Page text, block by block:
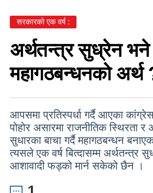
सरकारको एक वर्ष :
अर्थतन्त्र सुध्रेन भने
महागठबन्धनको अर्थ
आपसमा प्रतिस्पर्धा गर्दै आएका
पोहोर असारमा राजनीतिक स्थिरता र
सुधारका बाचा गर्दै महागठबन्धन
त्यसले एक वर्ष बित्दासम्म अर्थतन्त्र
आशावादी फड्को मार्न सकेको छैन ।